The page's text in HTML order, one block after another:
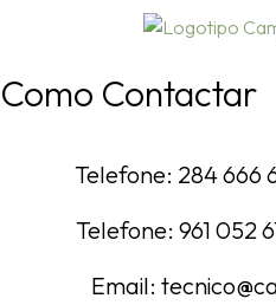
Como Contactar
Telefone: 284 666
Telefone: 961 052
Email: